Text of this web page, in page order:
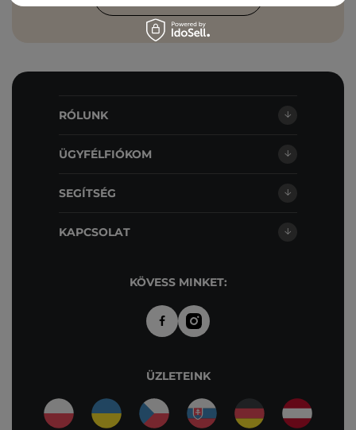
RÓLUNK
ÜGYFÉLFIÓKOM
SEGÍTSÉG
KAPCSOLAT
KÖVESS MINKET:
ÜZLETEINK